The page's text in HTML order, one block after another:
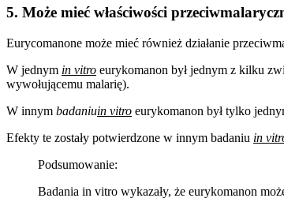
5. Może mieć właściwości
Eurycomanone może mieć również działanie
W jednym in vitro eurykomanon był jednym z kilku
wywołującemu malarię).
W innym badaniuin vitro eurykomanon był tylko
Efekty te zostały potwierdzone w innym badaniu in
Podsumowanie:
Badania in vitro wykazały, że eurykomanon